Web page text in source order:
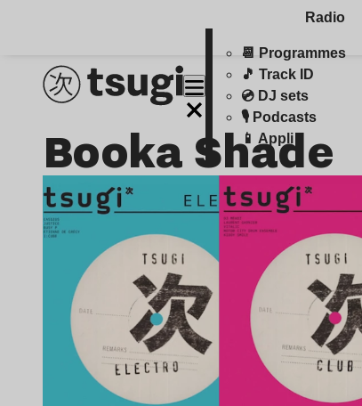
Radio
📆 Programmes
🎵 Track ID
💿 DJ sets
🎙️ Podcasts
📱 Appli
Booka Shade